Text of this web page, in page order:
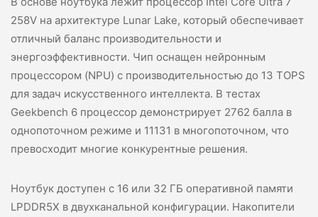
258V на архитектуре Lunar Lake, который обеспечивает
отличный баланс производительности и
энергоэффективности. Чип оснащен нейронным
процессором (NPU) с производительностью до 13 TOPS
для задач искусственного интеллекта. В тестах
Geekbench 6 процессор демонстрирует 2762 балла в
однопоточном режиме и 11131 в многопоточном, что
превосходит многие конкурентные решения.
Ноутбук доступен с 16 или 32 ГБ оперативной памяти
LPDDR5X в двухканальной конфигурации. Накопители